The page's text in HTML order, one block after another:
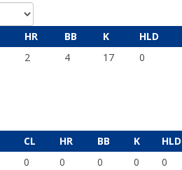
HR BB K HLD
2 4 17 0
CL HR BB K HLD
0 0 0 0 0